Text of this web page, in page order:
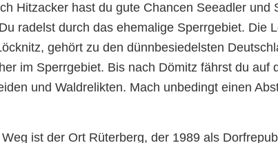
Hitzacker hast du gute Chancen Seeadler
radelst durch das ehemalige Sperrgebiet. Die
gehört zu den dünnbesiedelsten
im Sperrgebiet. Bis nach Dömitz fährst du auf
und Waldrelikten. Mach unbedingt einen
ist der Ort Rüterberg, der 1989 als